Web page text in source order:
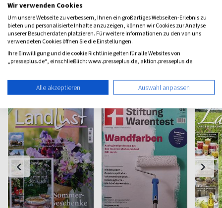
Wir verwenden Cookies
Um unsere Webseite zu verbessern, Ihnen ein großartiges Webseiten-Erlebnis zu
bieten und personalisierte Inhalte anzuzeigen, können wir Cookies zur Analyse
unserer Besucherdaten platzieren. Für weitere Informationen zu den von uns
verwendeten Cookies öffnen Sie die Einstellungen.
Ihre Einwilligung und die cookie Richtlinie gelten für alle Websites von
„presseplus.de“, einschließlich: www.presseplus.de, aktion.presseplus.de.
Alle akzeptieren Auswahl anpassen